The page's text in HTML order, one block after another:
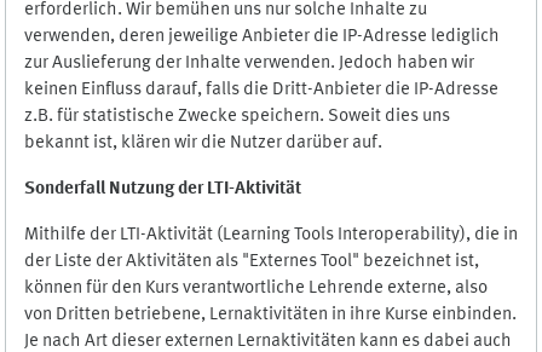
erforderlich. Wir bemühen uns nur solche Inhalte zu
verwenden, deren jeweilige Anbieter die IP-Adresse lediglich
zur Auslieferung der Inhalte verwenden. Jedoch haben wir
keinen Einfluss darauf, falls die Dritt-Anbieter die IP-Adresse
z.B. für statistische Zwecke speichern. Soweit dies uns
bekannt ist, klären wir die Nutzer darüber auf.
Sonderfall Nutzung der LTI-Aktivität
Mithilfe der LTI-Aktivität (Learning Tools Interoperability), die in
der Liste der Aktivitäten als "Externes Tool" bezeichnet ist,
können für den Kurs verantwortliche Lehrende externe, also
von Dritten betriebene, Lernaktivitäten in ihre Kurse einbinden.
Je nach Art dieser externen Lernaktivitäten kann es dabei auch